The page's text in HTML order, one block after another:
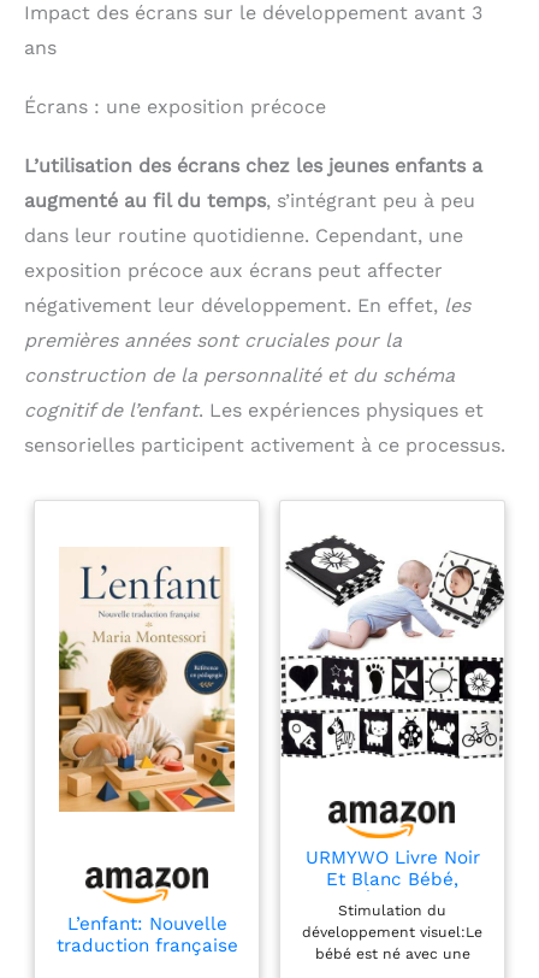
Impact des écrans sur le développement avant 3
ans
Écrans : une exposition précoce
L’utilisation des écrans chez les jeunes enfants a
augmenté au fil du temps, s’intégrant peu à peu
dans leur routine quotidienne. Cependant, une
exposition précoce aux écrans peut affecter
négativement leur développement. En effet, les
premières années sont cruciales pour la
construction de la personnalité et du schéma
cognitif de l’enfant. Les expériences physiques et
sensorielles participent activement à ce processus.
L’enfant: Nouvelle
traduction française
URMYWO Livre Noir
Et Blanc Bébé,
Jouet Éveil Bébé 0-
12 Mois,Tummy Time
Bébé
Stimulation du
développement visuel:Le
bébé est né avec une